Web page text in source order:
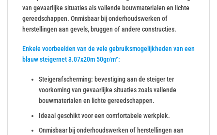
van gevaarlijke situaties als vallende bouwmaterialen en lichte
gereedschappen. Onmisbaar bij onderhoudswerken of
herstellingen aan gevels, bruggen of andere constructies.
Enkele voorbeelden van de vele gebruiksmogelijkheden van een
blauw steigernet 3.07x20m 50gr/m²:
Steigerafscherming: bevestiging aan de steiger ter
voorkoming van gevaarlijke situaties zoals vallende
bouwmaterialen en lichte gereedschappen.
Ideaal geschikt voor een comfortabele werkplek.
Onmisbaar bij onderhoudswerken of herstellingen aan